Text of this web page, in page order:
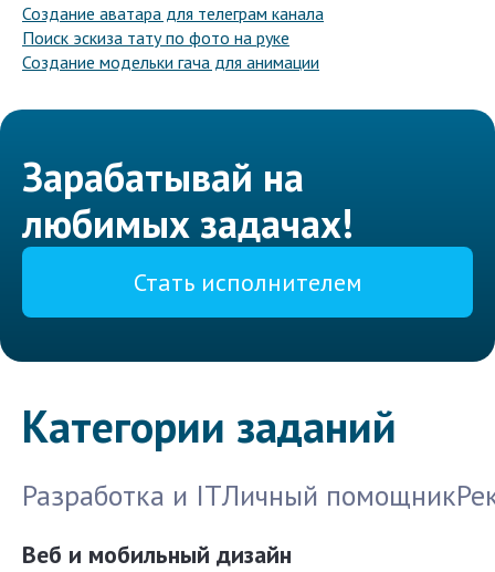
Создание аватара для телеграм канала
Поиск эскиза тату по фото на руке
Создание модельки гача для анимации
Зарабатывай на
любимых задачах!
Стать исполнителем
Категории заданий
Разработка и ITЛичный помощник
Веб и мобильный дизайн